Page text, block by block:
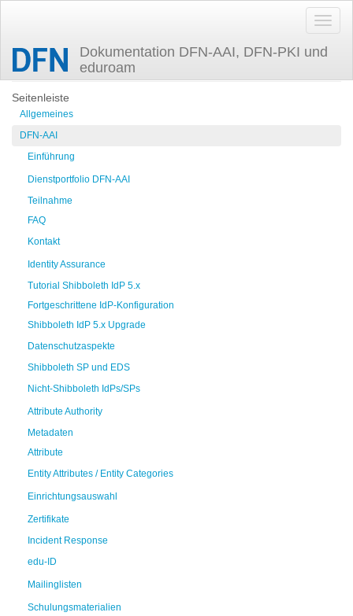
Dokumentation DFN-AAI, DFN-PKI und
eduroam
Zuletzt angesehen assurance_sp
Seitenleiste
Allgemeines
DFN-AAI
Einführung
Dienstportfolio DFN-AAI
Teilnahme
FAQ
Kontakt
Identity Assurance
Tutorial Shibboleth IdP 5.x
Fortgeschrittene IdP-Konfiguration
Shibboleth IdP 5.x Upgrade
Datenschutzaspekte
Shibboleth SP und EDS
Nicht-Shibboleth IdPs/SPs
Attribute Authority
Metadaten
Attribute
Entity Attributes / Entity Categories
Einrichtungsauswahl
Zertifikate
Incident Response
edu-ID
Mailinglisten
Schulungsmaterialien